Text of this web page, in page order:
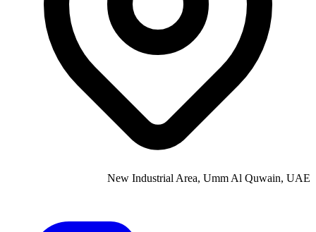
New Industrial Area, Umm Al Quwain, UAE